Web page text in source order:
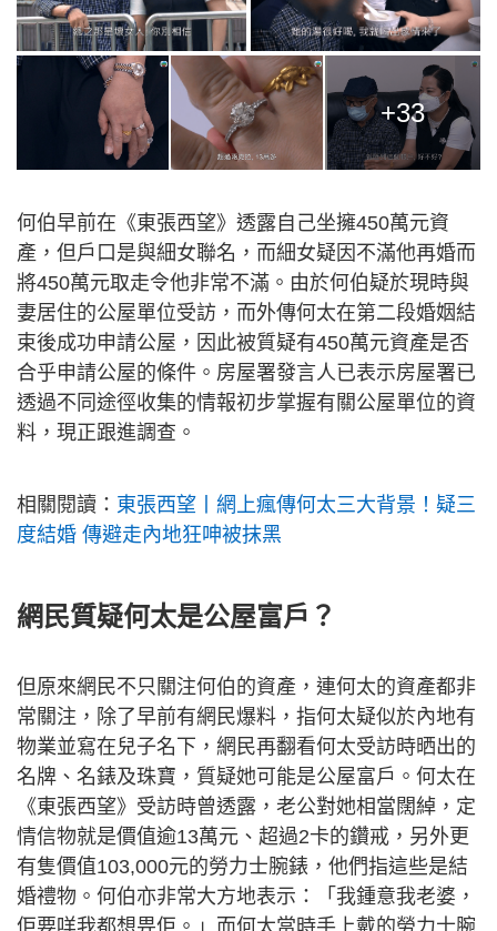
+33
何伯早前在《東張西望》透露自己坐擁450萬元資
產，但戶口是與細女聯名，而細女疑因不滿他再婚而
將450萬元取走令他非常不滿。由於何伯疑於現時與
妻居住的公屋單位受訪，而外傳何太在第二段婚姻結
束後成功申請公屋，因此被質疑有450萬元資產是否
合乎申請公屋的條件。房屋署發言人已表示房屋署已
透過不同途徑收集的情報初步掌握有關公屋單位的資
料，現正跟進調查。
相關閱讀： 東張西望丨網上瘋傳何太三大背景！疑三
度結婚 傳避走內地狂呻被抹黑
網民質疑何太是公屋富戶？
但原來網民不只關注何伯的資產，連何太的資產都非
常關注，除了早前有網民爆料，指何太疑似於內地有
物業並寫在兒子名下，網民再翻看何太受訪時晒出的
名牌、名錶及珠寶，質疑她可能是公屋富戶。何太在
《東張西望》受訪時曾透露，老公對她相當闊綽，定
情信物就是價值逾13萬元、超過2卡的鑽戒，另外更
有隻價值103,000元的勞力士腕錶，他們指這些是結
婚禮物。何伯亦非常大方地表示：「我鍾意我老婆，